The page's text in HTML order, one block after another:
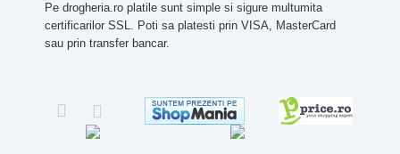
Pe drogheria.ro platile sunt simple si sigure multumita
certificarilor SSL. Poti sa platesti prin VISA, MasterCard
sau prin transfer bancar.